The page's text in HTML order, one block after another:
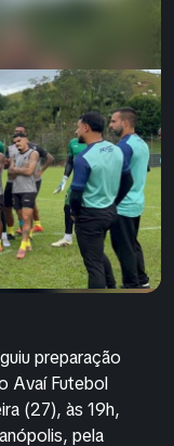
preparação
Avaí Futebol
(27), às 19h,
pela